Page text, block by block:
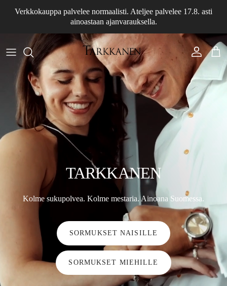
Verkkokauppa palvelee normaalisti. Ateljee palvelee 17.8. asti
ainoastaan ajanvarauksella.
Tili
TARKKANEN
Kolme sukupolvea. Kolme mestaria. Ainoana Suomessa.
SORMUKSET NAISILLE
SORMUKSET MIEHILLE